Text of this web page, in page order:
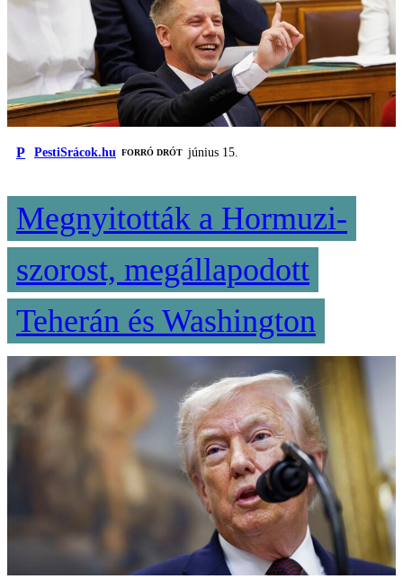
P PestiSrácok.hu FORRÓ DRÓT június 15.
Megnyitották a Hormuzi-
szorost, megállapodott
Teherán és Washington